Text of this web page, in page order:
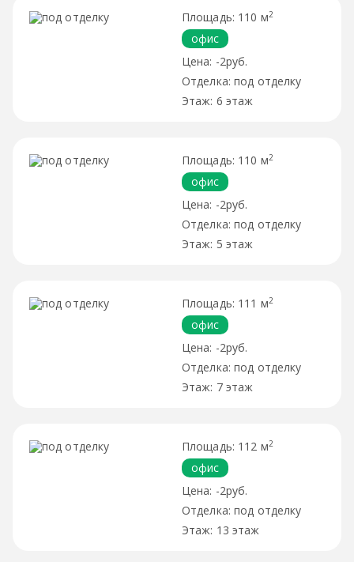
110 м2
офис
-2руб.
под отделку
6 этаж
110 м2
офис
-2руб.
под отделку
5 этаж
111 м2
офис
-2руб.
под отделку
7 этаж
112 м2
офис
-2руб.
под отделку
13 этаж